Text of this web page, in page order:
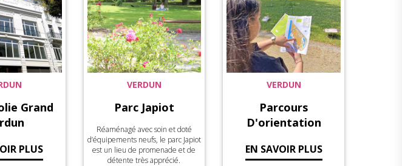
Grand
PLUS
VERDUN
Parc Japiot
Réaménagé avec soin et doté
d’équipements neufs, le parc Japiot
est un lieu de promenade et de
détente très apprécié.
VERDUN
Parcours
D'orientation
EN SAVOIR PLUS